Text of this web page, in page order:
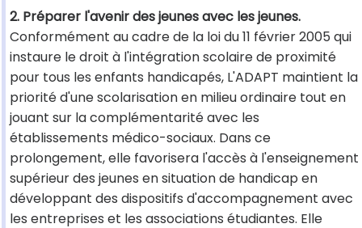
2. Préparer l'avenir des jeunes avec les jeunes.
Conformément au cadre de la loi du 11 février 2005 qui
instaure le droit à l'intégration scolaire de proximité
pour tous les enfants handicapés, L'ADAPT maintient la
priorité d'une scolarisation en milieu ordinaire tout en
jouant sur la complémentarité avec les
établissements médico-sociaux. Dans ce
prolongement, elle favorisera l'accès à l'enseignement
supérieur des jeunes en situation de handicap en
développant des dispositifs d'accompagnement avec
les entreprises et les associations étudiantes. Elle